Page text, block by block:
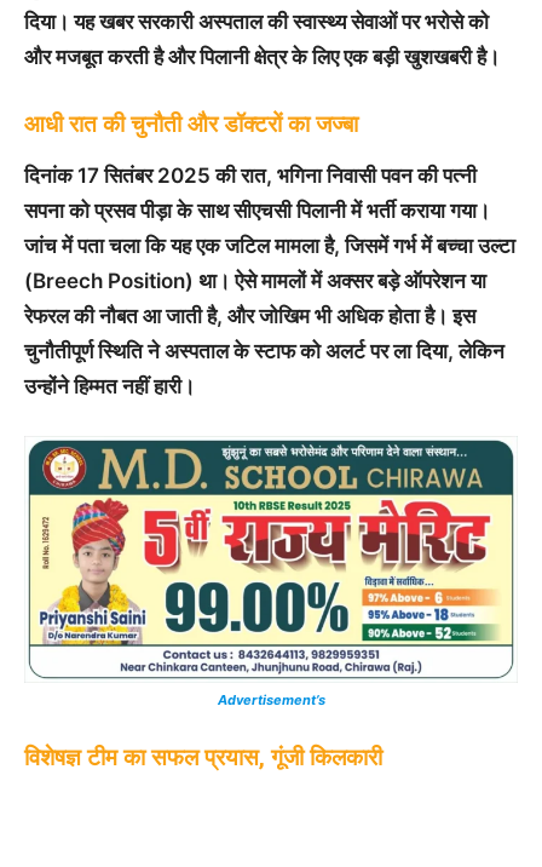
दिया। यह खबर सरकारी अस्पताल की स्वास्थ्य सेवाओं पर भरोसे को
और मजबूत करती है और पिलानी क्षेत्र के लिए एक बड़ी खुशखबरी है।
आधी रात की चुनौती और डॉक्टरों का जज्बा
दिनांक 17 सितंबर 2025 की रात, भगिना निवासी पवन की पत्नी
सपना को प्रसव पीड़ा के साथ सीएचसी पिलानी में भर्ती कराया गया।
जांच में पता चला कि यह एक जटिल मामला है, जिसमें गर्भ में बच्चा उल्टा
(Breech Position) था। ऐसे मामलों में अक्सर बड़े ऑपरेशन या
रेफरल की नौबत आ जाती है, और जोखिम भी अधिक होता है। इस
चुनौतीपूर्ण स्थिति ने अस्पताल के स्टाफ को अलर्ट पर ला दिया, लेकिन
उन्होंने हिम्मत नहीं हारी।
Advertisement’s
विशेषज्ञ टीम का सफल प्रयास, गूंजी किलकारी